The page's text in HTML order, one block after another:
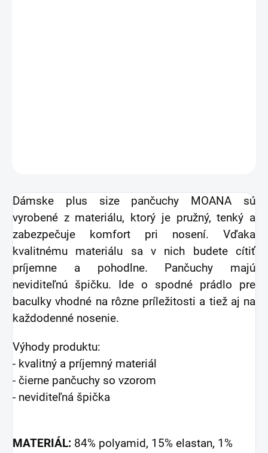
Dámske plus size pančuchy MOANA sú
vyrobené z materiálu, ktorý je pružný, tenký a
zabezpečuje komfort pri nosení. Vďaka
kvalitnému materiálu sa v nich budete cítiť
príjemne a pohodlne. Pančuchy majú
neviditeľnú špičku. Ide o spodné prádlo pre
baculky vhodné na rôzne príležitosti a tiež aj na
každodenné nosenie.
Výhody produktu:
- kvalitný a príjemný materiál
- čierne pančuchy so vzorom
- neviditeľná špička
MATERIÁL: 84% polyamid, 15% elastan, 1%